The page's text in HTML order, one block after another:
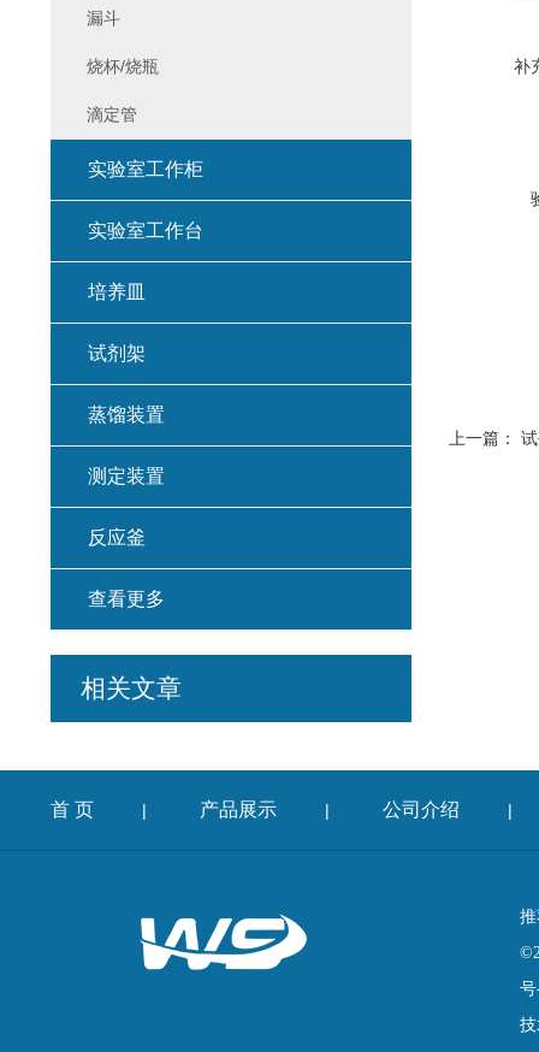
补
上一篇： 试
漏斗
烧杯/烧瓶
滴定管
实验室工作柜
实验室工作台
培养皿
试剂架
蒸馏装置
测定装置
反应釜
查看更多
相关文章
首 页 | 产品展示 | 公司介绍 |
号